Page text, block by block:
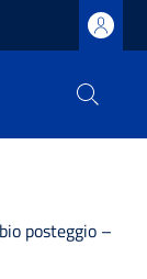
posteggio –